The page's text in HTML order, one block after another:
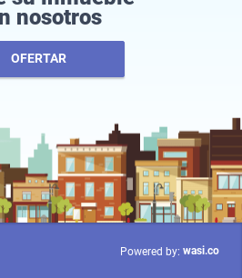
nosotros
OFERTAR
Powered by: wasi.co